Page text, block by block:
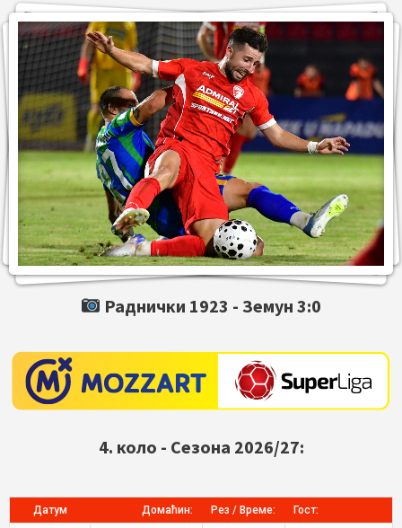
Раднички 1923 -Земун 3:0
4. коло - Сезона 2026/27:
Датум Домаћин: Рез / Време: Гост: